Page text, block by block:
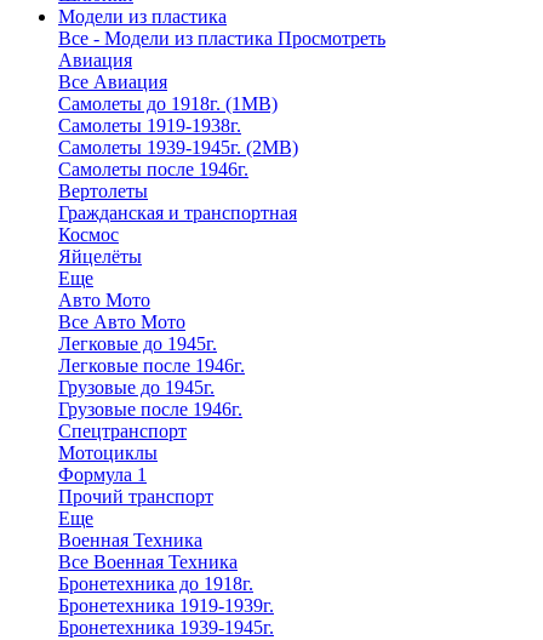
Модели из пластика
Все - Модели из пластика Просмотреть
Авиация
Все Авиация
Самолеты до 1918г. (1МВ)
Самолеты 1919-1938г.
Самолеты 1939-1945г. (2МВ)
Самолеты после 1946г.
Вертолеты
Гражданская и транспортная
Космос
Яйцелёты
Еще
Авто Мото
Все Авто Мото
Легковые до 1945г.
Легковые после 1946г.
Грузовые до 1945г.
Грузовые после 1946г.
Спецтранспорт
Мотоциклы
Формула 1
Прочий транспорт
Еще
Военная Техника
Все Военная Техника
Бронетехника до 1918г.
Бронетехника 1919-1939г.
Бронетехника 1939-1945г.